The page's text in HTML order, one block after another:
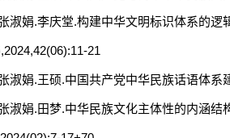
淑娟.李庆堂.构建中华文明标识体系的
21
淑娟.王硕.中国共产党中华民族话语体
淑娟.田梦.中华民族文化主体性的内涵